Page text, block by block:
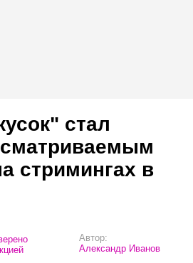
стал
стримингах в
Автор:
Александр Иванов